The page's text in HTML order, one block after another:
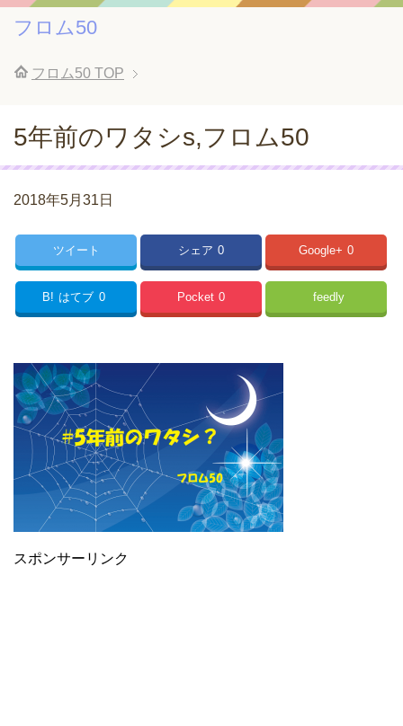
フロム50
フロム50 TOP
5年前のワタシs,フロム50
2018年5月31日
ツイート シェア 0 Google+ 0
B! はてブ 0 Pocket 0 feedly
スポンサーリンク